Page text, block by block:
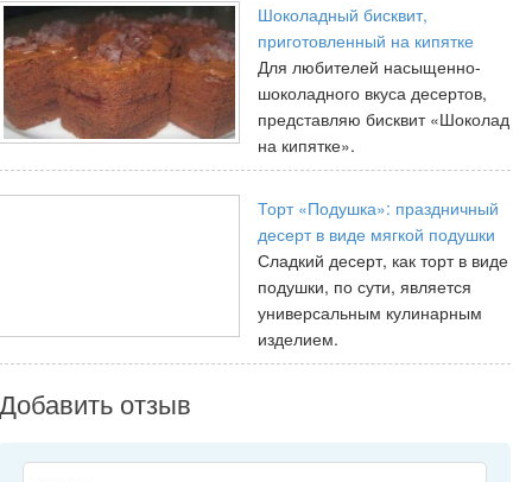
Шоколадный бисквит,
приготовленный на кипятке
Для любителей насыщенно-
шоколадного вкуса десертов,
представляю бисквит «Шоколад
на кипятке».
Торт «Подушка»: праздничный
десерт в виде мягкой подушки
Сладкий десерт, как торт в виде
подушки, по сути, является
универсальным кулинарным
изделием.
Добавить отзыв